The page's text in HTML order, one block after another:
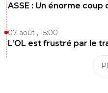
ASSE : Un énorme
07 août , 15:00
L’OL est frustré par le